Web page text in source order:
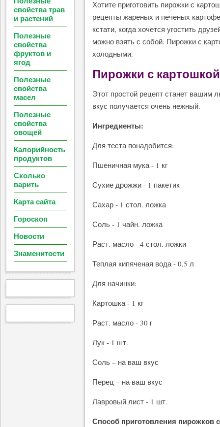
Хотите приготовить пирожки с
рецепты жареных и печеных
кстати, когда хочется угостить
можно взять с собой. Пирожки с
холодными.
Пирожки с
Этот простой рецепт станет вашим
вкус получается очень нежный.
Ингредиенты:
Для теста понадобится:
Пшеничная мука - 1 кг
Сухие дрожжи - 1 пакетик
Сахар - 1 стол. ложка
Соль - 1 чайн. ложка
Раст. масло - 4 стол. ложки
Теплая кипяченая вода - 0,5 л
Для начинки:
Картошка - 1 кг
Раст. масло - 30 г
Лук - 1 шт.
Соль – на ваш вкус
Перец – на ваш вкус
Лавровый лист - 1 шт.
Способ приготовления пирожков
свойства трав
и растений
Полезные
свойства
фруктов и
ягод
Полезные
свойства
масел
Полезные
свойства
овощей
Калорийность
продуктов
Сколько
варить
Карта сайта
Гороскоп
Новости
Знаменитости